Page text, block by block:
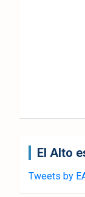
El Alto
Tweets by